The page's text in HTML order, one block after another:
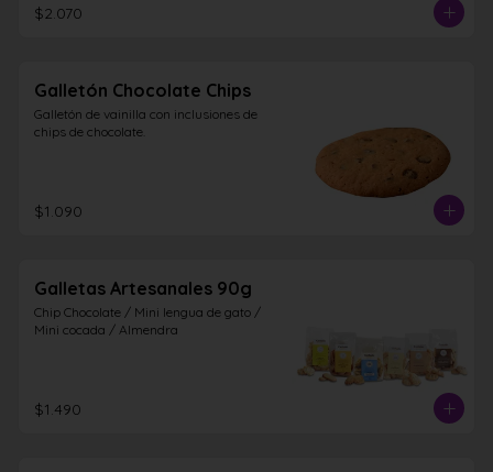
$2.070
Galletón Chocolate Chips
Galletón de vainilla con inclusiones de
chips de chocolate.
$1.090
Galletas Artesanales 90g
Chip Chocolate / Mini lengua de gato /
Mini cocada / Almendra
$1.490